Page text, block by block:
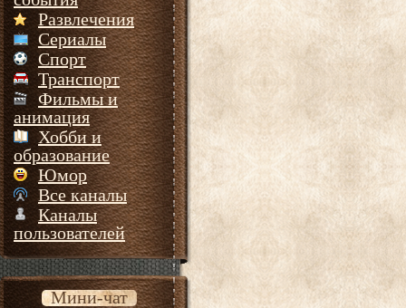
Развлечения
Сериалы
Спорт
Транспорт
Фильмы и
анимация
Хобби и
образование
Юмор
Все каналы
Каналы
пользователей
Мини-чат